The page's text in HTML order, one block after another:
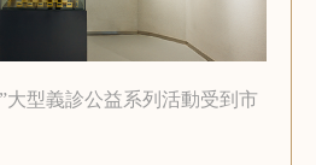
大型義診公益系列活動受到市